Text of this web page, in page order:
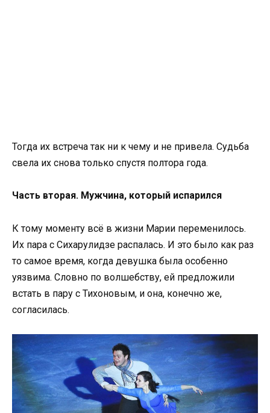
Тогда их встреча так ни к чему и не привела. Судьба
свела их снова только спустя полтора года.
Часть вторая. Мужчина, который испарился
К тому моменту всё в жизни Марии переменилось.
Их пара с Сихарулидзе распалась. И это было как раз
то самое время, когда девушка была особенно
уязвима. Словно по волшебству, ей предложили
встать в пару с Тихоновым, и она, конечно же,
согласилась.